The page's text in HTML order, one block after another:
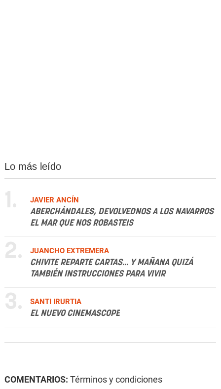
Lo más leído
1.
JAVIER ANCÍN
ABERCHÁNDALES, DEVOLVEDNOS A LOS NAVARROS
EL MAR QUE NOS ROBASTEIS
2.
JUANCHO EXTREMERA
CHIVITE REPARTE CARTAS... Y MAÑANA QUIZÁ
TAMBIÉN INSTRUCCIONES PARA VIVIR
3.
SANTI IRURTIA
EL NUEVO CINEMASCOPE
COMENTARIOS: Términos y condiciones